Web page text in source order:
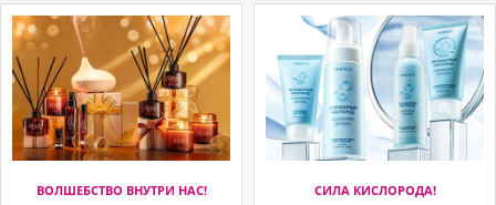
ВОЛШЕБСТВО ВНУТРИ НАС! СИЛА КИСЛОРОДА!